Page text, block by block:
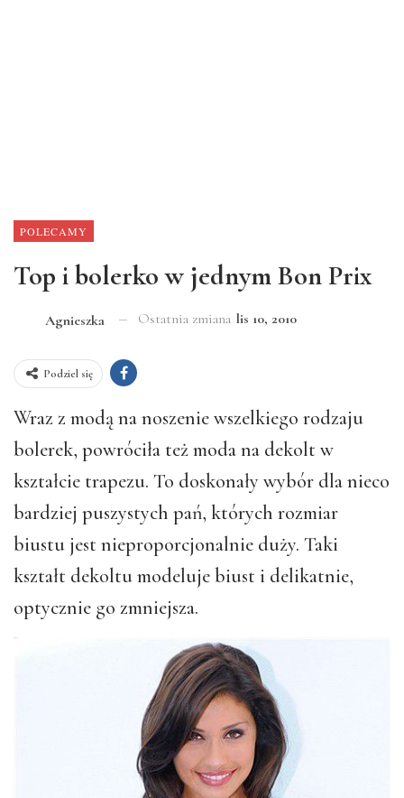
POLECAMY
Top i bolerko w jednym Bon Prix
Agnieszka Ostatnia zmiana lis 10, 2010
Podziel się
Wraz z modą na noszenie wszelkiego rodzaju
bolerek, powróciła też moda na dekolt w
kształcie trapezu. To doskonały wybór dla nieco
bardziej puszystych pań, których rozmiar
biustu jest nieproporcjonalnie duży. Taki
kształt dekoltu modeluje biust i delikatnie,
optycznie go zmniejsza.